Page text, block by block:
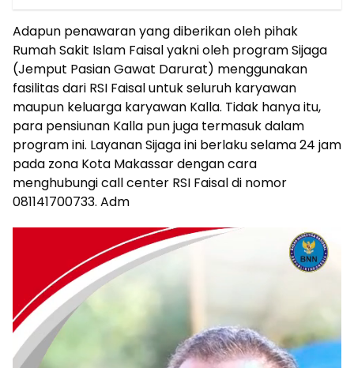
Adapun penawaran yang diberikan oleh pihak
Rumah Sakit Islam Faisal yakni oleh program Sijaga
(Jemput Pasian Gawat Darurat) menggunakan
fasilitas dari RSI Faisal untuk seluruh karyawan
maupun keluarga karyawan Kalla. Tidak hanya itu,
para pensiunan Kalla pun juga termasuk dalam
program ini. Layanan Sijaga ini berlaku selama 24 jam
pada zona Kota Makassar dengan cara
menghubungi call center RSI Faisal di nomor
081141700733. Adm